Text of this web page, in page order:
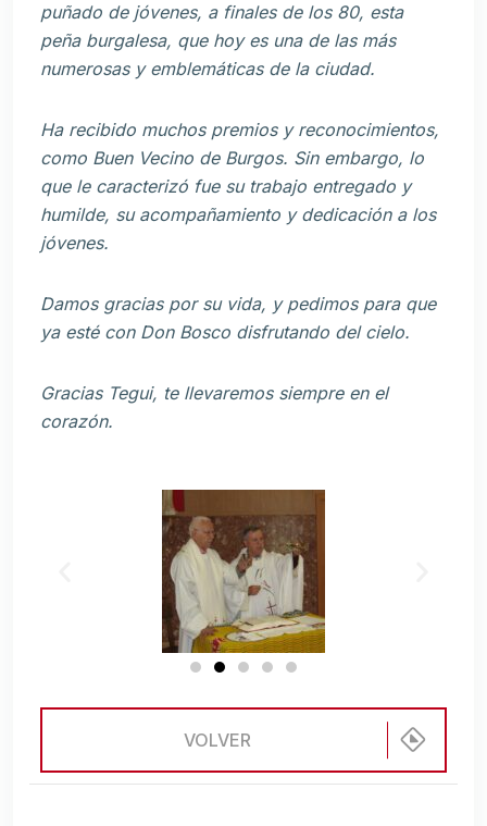
puñado de jóvenes, a finales de los 80, esta
peña burgalesa, que hoy es una de las más
numerosas y emblemáticas de la ciudad.
Ha recibido muchos premios y reconocimientos,
como Buen Vecino de Burgos. Sin embargo, lo
que le caracterizó fue su trabajo entregado y
humilde, su acompañamiento y dedicación a los
jóvenes.
Damos gracias por su vida, y pedimos para que
ya esté con Don Bosco disfrutando del cielo.
Gracias Tegui, te llevaremos siempre en el
corazón.
VOLVER